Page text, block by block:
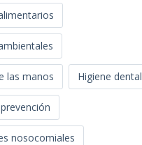
las manos Higiene dental
nosocomiales